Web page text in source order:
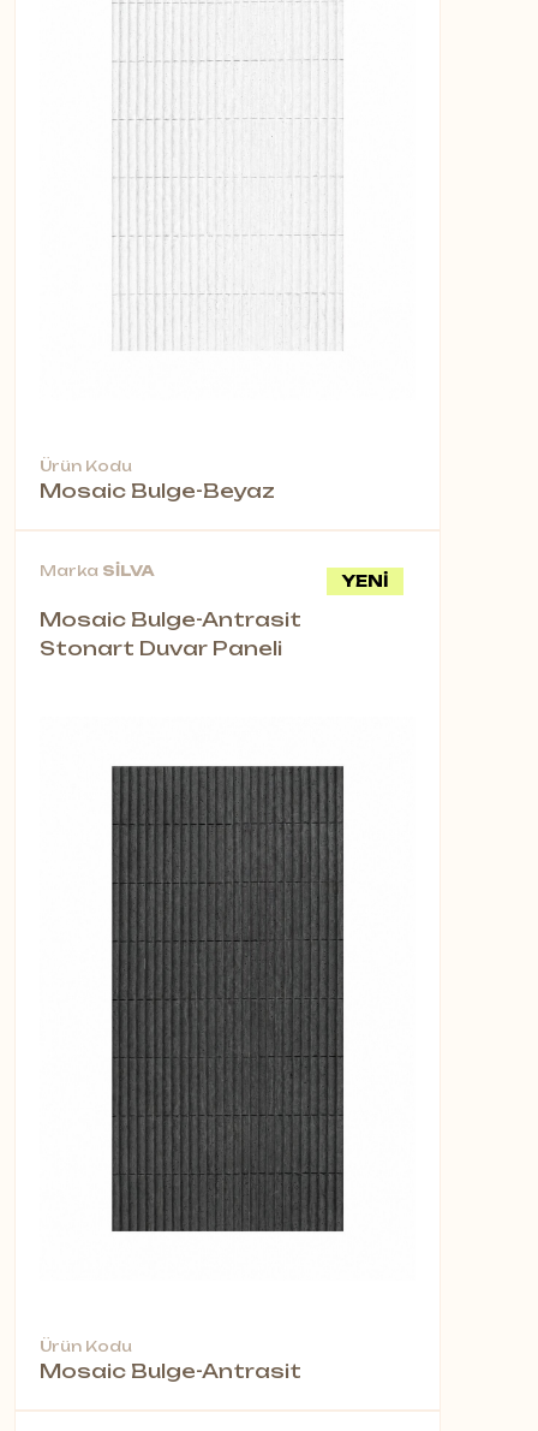
Ürün Kodu
Mosaic Bulge-Beyaz
YENİ
Marka SİLVA
Mosaic Bulge-Antrasit
Stonart Duvar Paneli
Ürün Kodu
Mosaic Bulge-Antrasit